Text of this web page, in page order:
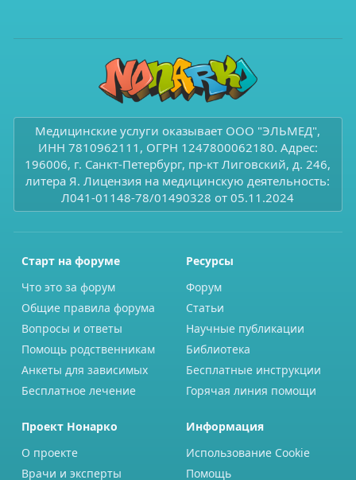
Медицинские услуги оказывает ООО "ЭЛЬМЕД",
ИНН 7810962111, ОГРН 1247800062180. Адрес:
196006, г. Санкт-Петербург, пр-кт Лиговский, д. 246,
литера Я. Лицензия на медицинскую деятельность:
Л041-01148-78/01490328 от 05.11.2024
Старт на форуме
Что это за форум
Общие правила форума
Вопросы и ответы
Помощь родственникам
Анкеты для зависимых
Бесплатное лечение
Ресурсы
Форум
Статьи
Научные публикации
Библиотека
Бесплатные инструкции
Горячая линия помощи
Проект Нонарко
О проекте
Врачи и эксперты
Информация
Использование Cookie
Помощь